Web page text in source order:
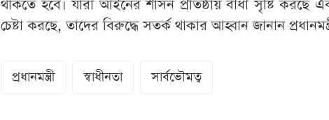
থাকতে হবে। যারা আইনের শাসন প্রতিষ্ঠায় বাধা সৃষ্টি করছে
চেষ্টা করছে, তাদের বিরুদ্ধে সতর্ক থাকার আহ্বান জানান
প্রধানমন্ত্রী স্বাধীনতা সার্বভৌমত্ব